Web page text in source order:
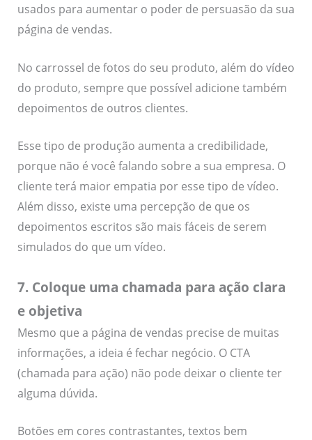
usados para aumentar o poder de persuasão da sua
página de vendas.
No carrossel de fotos do seu produto, além do vídeo
do produto, sempre que possível adicione também
depoimentos de outros clientes.
Esse tipo de produção aumenta a credibilidade,
porque não é você falando sobre a sua empresa. O
cliente terá maior empatia por esse tipo de vídeo.
Além disso, existe uma percepção de que os
depoimentos escritos são mais fáceis de serem
simulados do que um vídeo.
7. Coloque uma chamada para ação clara
e objetiva
Mesmo que a página de vendas precise de muitas
informações, a ideia é fechar negócio. O CTA
(chamada para ação) não pode deixar o cliente ter
alguma dúvida.
Botões em cores contrastantes, textos bem